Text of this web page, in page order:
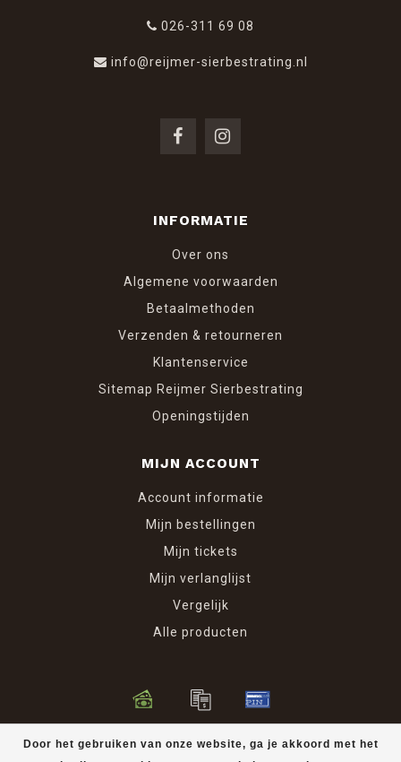
Door het gebruiken van onze website, ga je akkoord met het
026-311 69 08
info@reijmer-sierbestrating.nl
INFORMATIE
Over ons
Algemene voorwaarden
Betaalmethoden
Verzenden & retourneren
Klantenservice
Sitemap Reijmer Sierbestrating
Openingstijden
MIJN ACCOUNT
Account informatie
Mijn bestellingen
Mijn tickets
Mijn verlanglijst
Vergelijk
Alle producten
© Copyright 2026 Reijmer Sierbestrating